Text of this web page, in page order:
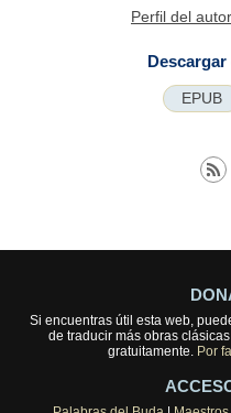
Perfil del
EPUB
Si encuentras útil esta web,
de traducir más obras
gratuitamente. Por